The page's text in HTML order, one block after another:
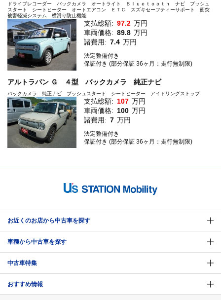
ドライブレコーダー バックカメラ オートライト Ｂｌｕｅｔｏｏｔｈ ナビ プッシュ
スタート シートヒーター オートエアコン ＥＴＣ スズキセーフティーサポート 衝突
被害軽減システム 横滑り防止機能
支払総額: 97.2 万円
車両価格: 89.8 万円
諸費用: 7.4 万円
法定整備付き
保証付き (部分保証 36ヶ月：走行無制限)
アルトラパン Ｇ ４型 バックカメラ 純正ナビ
バックカメラ 純正ナビ プッシュスタート シートヒーター アイドリングストップ
支払総額: 107 万円
車両価格: 100 万円
諸費用: 7 万円
法定整備付き
保証付き (部分保証 36ヶ月：走行無制限)
お近くのお店から中古車を探す
車種から中古車を探す
中古車特集
おすすめ情報